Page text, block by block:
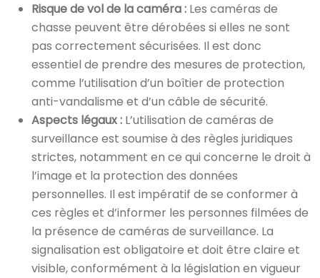
Risque de vol de la caméra : Les caméras de
chasse peuvent être dérobées si elles ne sont
pas correctement sécurisées. Il est donc
essentiel de prendre des mesures de protection,
comme l’utilisation d’un boîtier de protection
anti-vandalisme et d’un câble de sécurité.
Aspects légaux : L’utilisation de caméras de
surveillance est soumise à des règles juridiques
strictes, notamment en ce qui concerne le droit à
l’image et la protection des données
personnelles. Il est impératif de se conformer à
ces règles et d’informer les personnes filmées de
la présence de caméras de surveillance. La
signalisation est obligatoire et doit être claire et
visible, conformément à la législation en vigueur